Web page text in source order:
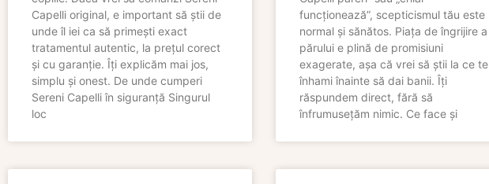
Capelli original, e important să știi de
unde îl iei ca să primești exact
tratamentul autentic, la prețul corect
și cu garanție. Îți explicăm mai jos,
simplu și onest. De unde cumperi
Sereni Capelli în siguranță Singurul
loc
funcționează”, scepticismul tău este
normal și sănătos. Piața de îngrijire a
părului e plină de promisiuni
exagerate, așa că vrei să știi la ce te
înhami înainte să dai banii. Îți
răspundem direct, fără să
înfrumusețăm nimic. Ce face și